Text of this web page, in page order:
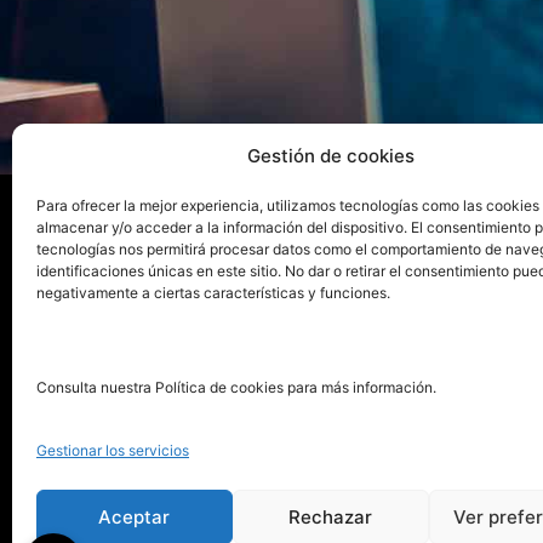
Gestión de cookies
Para ofrecer la mejor experiencia, utilizamos tecnologías como las cookies
almacenar y/o acceder a la información del dispositivo. El consentimiento
tecnologías nos permitirá procesar datos como el comportamiento de
identificaciones únicas en este sitio. No dar o retirar el consentimiento
negativamente a ciertas características y funciones.
Consulta nuestra Política de cookies para más información.
Gestionar los servicios
Aceptar Rechazar Ver
pionero de autoedición
911 413 306
info@puntorojolibros.com
La